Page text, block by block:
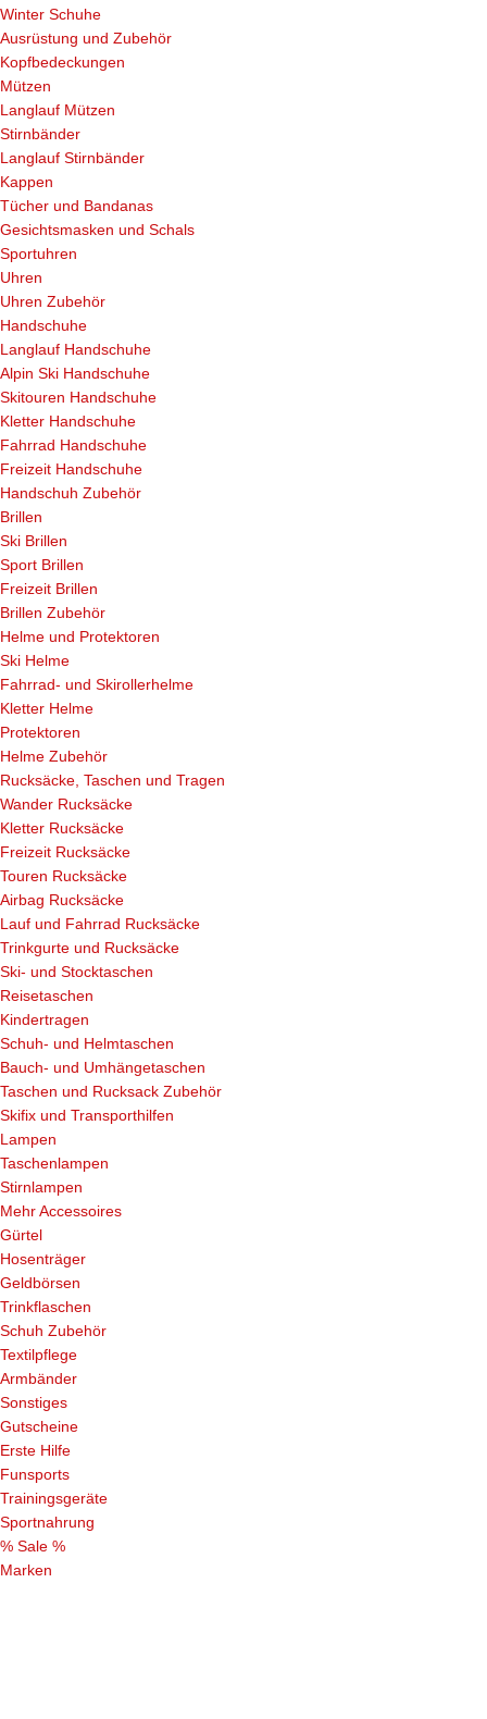
Winter Schuhe
Ausrüstung und Zubehör
Kopfbedeckungen
Mützen
Langlauf Mützen
Stirnbänder
Langlauf Stirnbänder
Kappen
Tücher und Bandanas
Gesichtsmasken und Schals
Sportuhren
Uhren
Uhren Zubehör
Handschuhe
Langlauf Handschuhe
Alpin Ski Handschuhe
Skitouren Handschuhe
Kletter Handschuhe
Fahrrad Handschuhe
Freizeit Handschuhe
Handschuh Zubehör
Brillen
Ski Brillen
Sport Brillen
Freizeit Brillen
Brillen Zubehör
Helme und Protektoren
Ski Helme
Fahrrad- und Skirollerhelme
Kletter Helme
Protektoren
Helme Zubehör
Rucksäcke, Taschen und Tragen
Wander Rucksäcke
Kletter Rucksäcke
Freizeit Rucksäcke
Touren Rucksäcke
Airbag Rucksäcke
Lauf und Fahrrad Rucksäcke
Trinkgurte und Rucksäcke
Ski- und Stocktaschen
Reisetaschen
Kindertragen
Schuh- und Helmtaschen
Bauch- und Umhängetaschen
Taschen und Rucksack Zubehör
Skifix und Transporthilfen
Lampen
Taschenlampen
Stirnlampen
Mehr Accessoires
Gürtel
Hosenträger
Geldbörsen
Trinkflaschen
Schuh Zubehör
Textilpflege
Armbänder
Sonstiges
Gutscheine
Erste Hilfe
Funsports
Trainingsgeräte
Sportnahrung
% Sale %
Marken